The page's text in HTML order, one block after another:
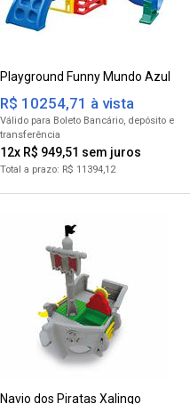
Playground Funny Mundo Azul
R$ 11394,12
12x R$ 949,51
R$ 10254,71 à vista
para Boleto Bancário
Navio dos Piratas Xalingo